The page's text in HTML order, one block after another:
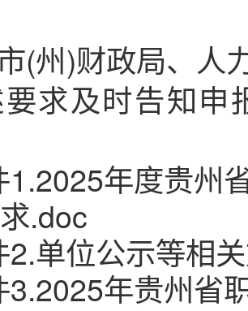
(州)财政局、人
求及时告知申
1.2025年度贵州
.doc
2.单位公示等相
3.2025年贵州省